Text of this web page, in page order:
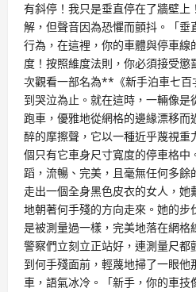
有斜停！我只是垂直停在了牆壁上
解，但聲音因為恐懼而顫抖。「垂
行為，在這裡，你的車體與停車
度！按照維度法則，你必須接受懲
次觀看一部名為**《新手泊車七百
到哭泣為止。就在這時，一輛像
跑車，優雅地從網格的邊緣漂移而
醉的摩擦聲，它以一種近乎蔑視重
個只有它車身尺寸寬度的停車格中
蹈，流暢、完美，且毫無任何多
走出一個全身黑色皮衣的女人，她
地朝著何手殘的方向走來。她的步
是被測量過一樣，完美地落在網格
警察們立刻立正站好，連測量尺都
到何手殘面前，輕蔑地掃了一眼
車，語氣冰冷。「新手，你的車技